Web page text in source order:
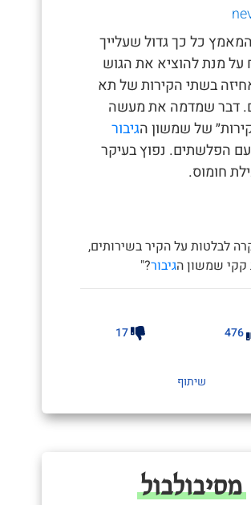
המאמץ כל כך גדול שעלייך
על מנת להוציא את הגוש
בשתי הקירות של תא
דבר שמדמה את מעשה
של שמשון הגיבור
הפלשתים. נפוץ בעיקר
חומוס.
לבלטות על הקיר בשירותים,
שמשון הגיבור?"
476
17
שיתוף
מסיבולבול